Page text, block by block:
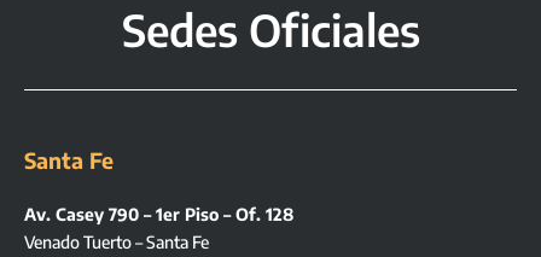
Sedes Oficiales
Santa Fe
Av. Casey 790 – 1er Piso – Of. 128
Venado Tuerto – Santa Fe